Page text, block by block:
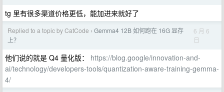
tg 里有很多渠道价格更低，能加进来就好了
Replied to a topic by CatCode › Gemma4 12B 如何跑在 16G 显存
上？
6 月 6
日
他们说的就是 Q4 量化版： https://blog.google/innovation-and-
ai/technology/developers-tools/quantization-aware-training-gemma-
4/